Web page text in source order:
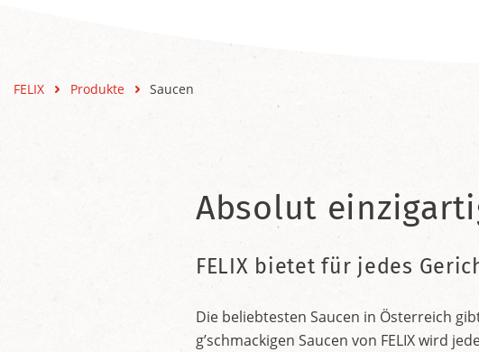
FELIX Produkte Saucen
Absolut
FELIX bietet für jedes
Die beliebtesten Saucen in Österreich
g’schmackigen Saucen von FELIX wird